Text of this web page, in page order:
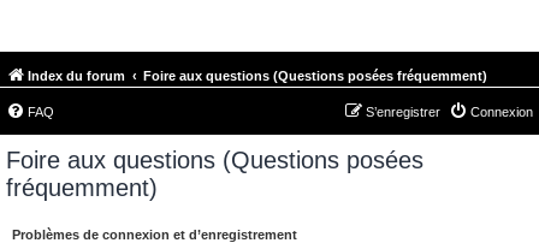
Index du forum Foire aux questions (Questions posées fréquemment)
FAQ Connexion
S’enregistrer
Foire aux questions (Questions posées
fréquemment)
Problèmes de connexion et d’enregistrement